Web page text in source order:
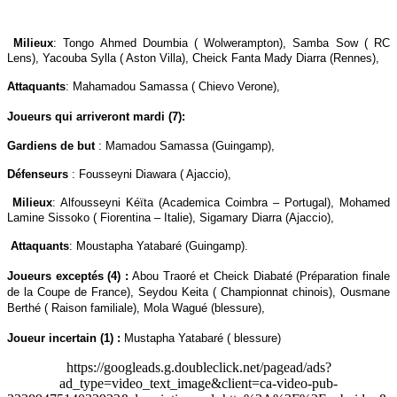
Milieux: Tongo Ahmed Doumbia ( Wolwerampton), Samba Sow ( RC
Lens), Yacouba Sylla ( Aston Villa), Cheick Fanta Mady Diarra (Rennes),
Attaquants: Mahamadou Samassa ( Chievo Verone),
Joueurs qui arriveront mardi (7):
Gardiens de but : Mamadou Samassa (Guingamp),
Défenseurs : Fousseyni Diawara ( Ajaccio),
Milieux: Alfousseyni Kéïta (Academica Coimbra – Portugal), Mohamed
Lamine Sissoko ( Fiorentina – Italie), Sigamary Diarra (Ajaccio),
Attaquants: Moustapha Yatabaré (Guingamp).
Joueurs exceptés (4) : Abou Traoré et Cheick Diabaté (Préparation finale
de la Coupe de France), Seydou Keita ( Championnat chinois), Ousmane
Berthé ( Raison familiale), Mola Wagué (blessure),
Joueur incertain (1) : Mustapha Yatabaré ( blessure)
https://googleads.g.doubleclick.net/pagead/ads?
ad_type=video_text_image&client=ca-video-pub-